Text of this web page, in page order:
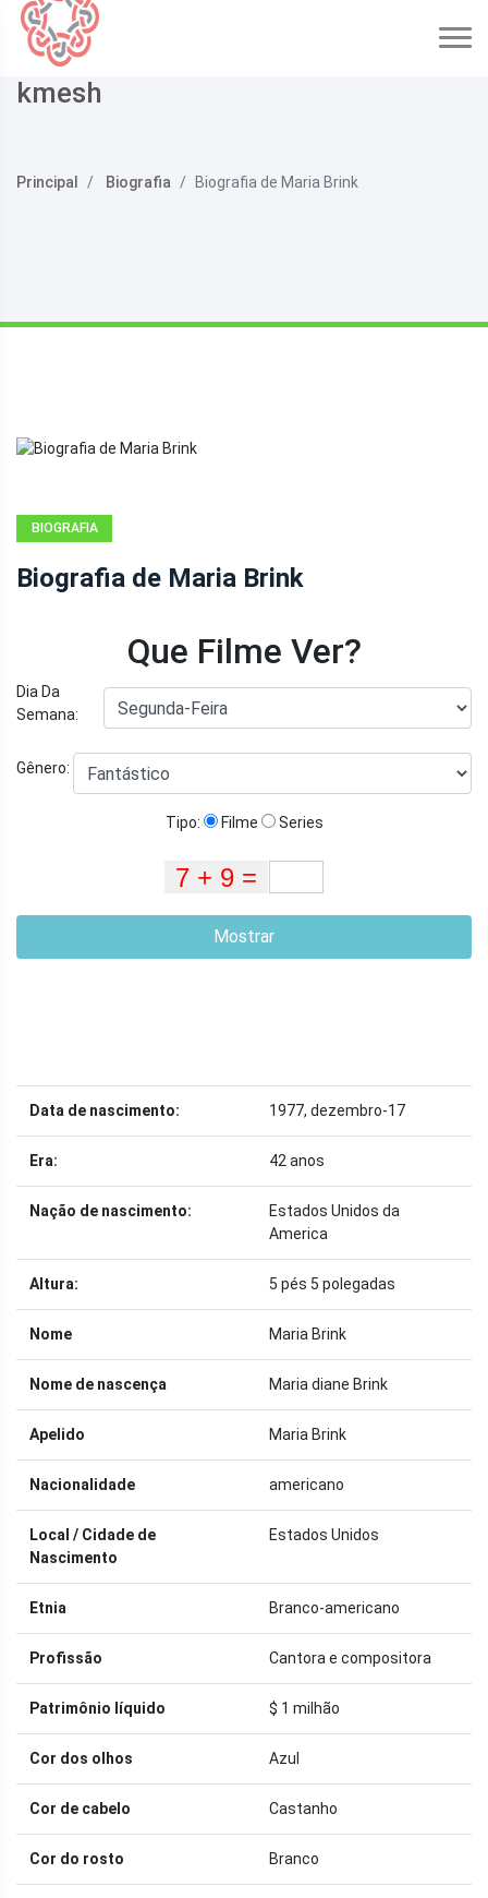
kmesh
Principal Biografia Biografia de Maria Brink
BIOGRAFIA
Biografia de Maria Brink
Que Filme Ver?
Dia Da
Semana:
Gênero:
Tipo: Filme Series
Mostrar
Data de nascimento: 1977, dezembro-17
Era: 42 anos
Nação de nascimento:
Estados Unidos da
America
Altura: 5 pés 5 polegadas
Nome Maria Brink
Nome de nascença Maria diane Brink
Apelido Maria Brink
Nacionalidade americano
Local / Cidade de
Nascimento
Estados Unidos
Etnia Branco-americano
Profissão Cantora e compositora
Patrimônio líquido $ 1 milhão
Cor dos olhos Azul
Cor de cabelo Castanho
Cor do rosto Branco